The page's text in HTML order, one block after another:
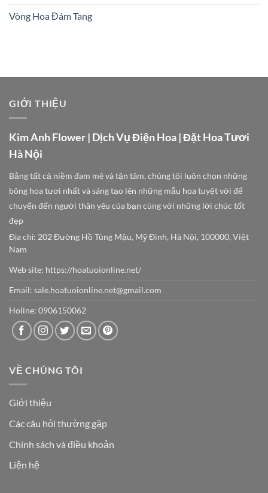
Vòng Hoa Đám Tang
GIỚI THIỆU
Kim Anh Flower | Dịch Vụ Điện Hoa | Đặt Hoa Tươi
Hà Nội
Bằng tất cả niềm đam mê và tận tâm, chúng tôi luôn chọn những
bông hoa tươi nhất và sáng tạo lên những mẫu hoa tuyệt vời để
chuyển đến người thân yêu của bạn cùng với những lời chúc tốt
đẹp
Địa chỉ: 202 Đường Hồ Tùng Mậu, Mỹ Đình, Hà Nội, 100000, Việt
Nam
Web site: https://hoatuoionline.net/
Email: sale.hoatuoionline.net@gmail.com
Holine: 0906150062
VỀ CHÚNG TÔI
Giới thiệu
Các câu hỏi thường gặp
Chính sách và điều khoản
Liện hệ